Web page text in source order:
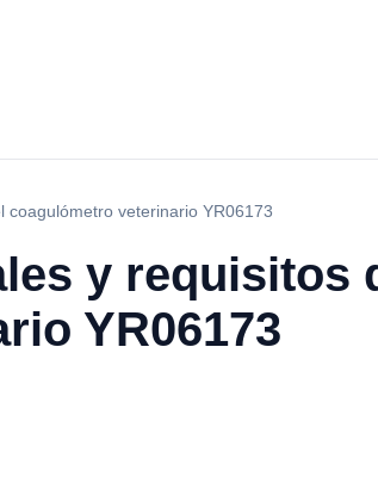
coagulómetro veterinario YR06173
y requisitos
YR06173